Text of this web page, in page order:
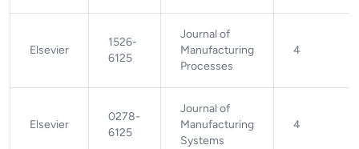
Elsevier
1526-
6125
Journal of
Manufacturing
Processes
4
Elsevier
0278-
6125
Journal of
Manufacturing
Systems
4